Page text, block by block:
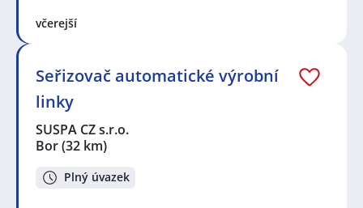
včerejší
Seřizovač automatické výrobní
linky
SUSPA CZ s.r.o.
Bor(32 km)
Plný úvazek